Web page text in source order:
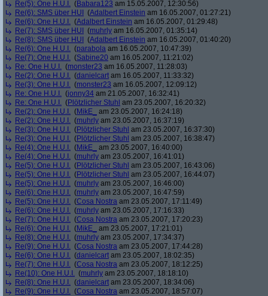
Re(5): One H.U.I. (Babara123 am 15.05.2007, 12:30:56)
Re(6): SMS über HUI
(Adalbert Einstein am 16.05.2007, 01:27:21)
Re(6): One H.U.I. (Adalbert Einstein am 16.05.2007, 01:29:48)
Re(7): SMS über HUI
(muhrly am 16.05.2007, 01:35:14)
Re(8): SMS über HUI
(Adalbert Einstein am 16.05.2007, 01:40:20)
Re(6): One H.U.I. (parabola am 16.05.2007, 10:47:39)
Re(7): One H.U.I. (Sabine20 am 16.05.2007, 11:21:02)
Re: One H.U.I. (monster23 am 16.05.2007, 11:28:03)
Re(2): One H.U.I. (danielcart am 16.05.2007, 11:33:32)
Re(3): One H.U.I. (monster23 am 16.05.2007, 12:09:12)
Re: One H.U.I. (jonny34 am 21.05.2007, 16:32:41)
Re: One H.U.I. (Plötzlicher Stuhl am 23.05.2007, 16:20:32)
Re(2): One H.U.I. (MikE_
am 23.05.2007, 16:24:18)
Re(2): One H.U.I. (muhrly am 23.05.2007, 16:37:19)
Re(3): One H.U.I. (Plötzlicher Stuhl am 23.05.2007, 16:37:30)
Re(3): One H.U.I. (Plötzlicher Stuhl am 23.05.2007, 16:38:47)
Re(4): One H.U.I. (MikE_
am 23.05.2007, 16:40:00)
Re(4): One H.U.I. (muhrly am 23.05.2007, 16:41:01)
Re(5): One H.U.I. (Plötzlicher Stuhl am 23.05.2007, 16:43:06)
Re(5): One H.U.I. (Plötzlicher Stuhl am 23.05.2007, 16:44:07)
Re(5): One H.U.I. (muhrly am 23.05.2007, 16:46:00)
Re(6): One H.U.I. (muhrly am 23.05.2007, 16:47:59)
Re(5): One H.U.I. (Cosa Nostra am 23.05.2007, 17:11:49)
Re(6): One H.U.I. (muhrly am 23.05.2007, 17:16:33)
Re(7): One H.U.I. (Cosa Nostra am 23.05.2007, 17:20:23)
Re(6): One H.U.I. (MikE_
am 23.05.2007, 17:21:01)
Re(8): One H.U.I. (muhrly am 23.05.2007, 17:34:37)
Re(9): One H.U.I. (Cosa Nostra am 23.05.2007, 17:44:28)
Re(6): One H.U.I. (danielcart am 23.05.2007, 18:02:35)
Re(7): One H.U.I. (Cosa Nostra am 23.05.2007, 18:12:25)
Re(10): One H.U.I. (muhrly am 23.05.2007, 18:18:10)
Re(8): One H.U.I. (danielcart am 23.05.2007, 18:34:06)
Re(9): One H.U.I. (Cosa Nostra am 23.05.2007, 18:57:07)